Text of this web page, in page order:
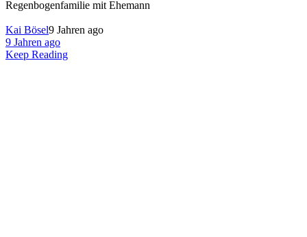
Regenbogenfamilie mit Ehemann
Kai Bösel9 Jahren ago
9 Jahren ago
Keep Reading